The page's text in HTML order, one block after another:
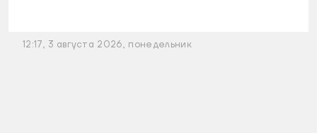
12:17, 3 августа 2026, понедельник